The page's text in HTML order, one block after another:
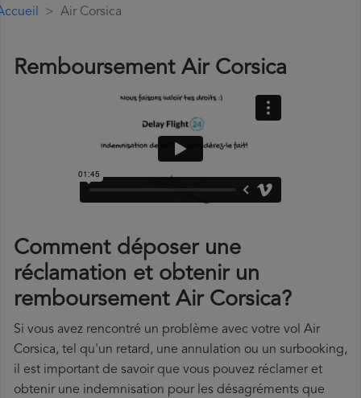
Air Corsica
Remboursement Air Corsica
Comment déposer une
réclamation et obtenir un
remboursement Air Corsica?
Si vous avez rencontré un problème avec votre vol Air
Corsica, tel qu'un retard, une annulation ou un surbooking,
il est important de savoir que vous pouvez réclamer et
obtenir une indemnisation pour les désagréments que